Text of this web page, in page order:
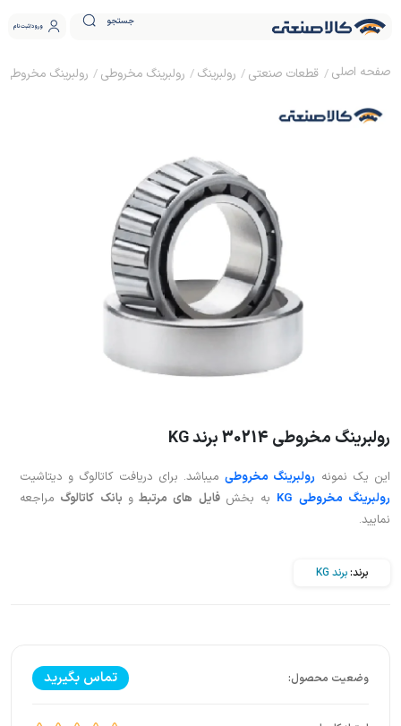
جستجو ورود ثبت نام
قطعات صنعتی رولبرینگ رولبرینگ مخروطی رولبرینگ مخروطی KG
رولبرینگ مخروطی 30214 برند KG
این یک نمونه رولبرینگ مخروطیمیباشد. برای دریافت کاتالوگ و دیتاشیت
رولبرینگ مخروطی KG
به بخش فایل های مرتبطو بانک کاتالوگ مراجعه
نمایید.
برند:برند KG
تماس بگیرید